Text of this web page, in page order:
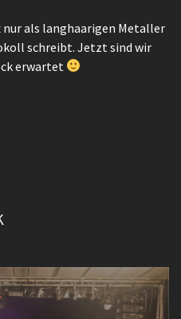
nur als langhaarigen Metaller
schreibt. Jetzt sind wir
erwartet